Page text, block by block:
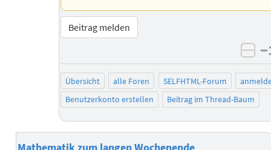
Beitrag melden
Übersicht alle Foren SELFHTML-Forum
Benutzerkonto erstellen
Beitrag im Thread-Baum